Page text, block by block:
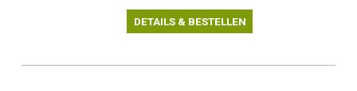
DETAILS & BESTELLEN